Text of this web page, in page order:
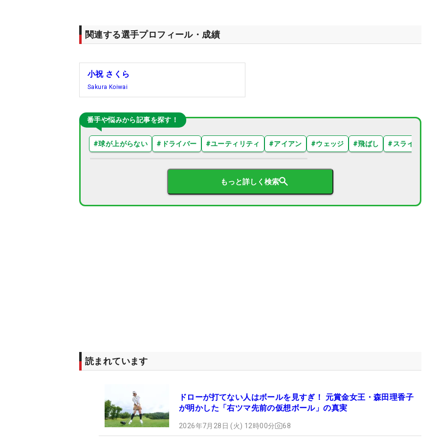
関連する選手プロフィール・成績
小祝 さくら
Sakura Koiwai
番手や悩みから記事を探す！
#球が上がらない # ドライバー #ユーティリティ #アイアン #ウェッジ #飛ばし # スライス
もっと詳しく検索
読まれています
ドローが打てない人はボールを見すぎ！ 元賞金女王・森田理香子
が明かした「右ツマ先前の仮想ボール」の真実
2026年7月28日 (火) 12時00分 68